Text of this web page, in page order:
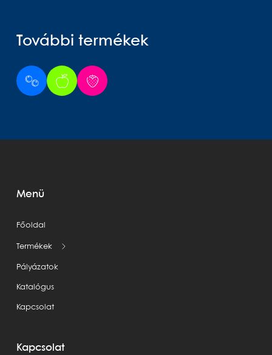
További termékek
Menü
Főoldal
Termékek
Pályázatok
Katalógus
Kapcsolat
Kapcsolat